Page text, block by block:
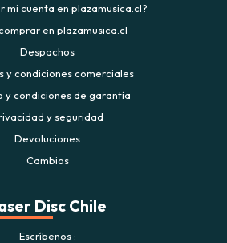
mi cuenta en plazamusica.cl?
en plazamusica.cl
Despachos
y condiciones comerciales
y condiciones de garantía
y seguridad
Devoluciones
Cambios
Disc Chile
Escríbenos